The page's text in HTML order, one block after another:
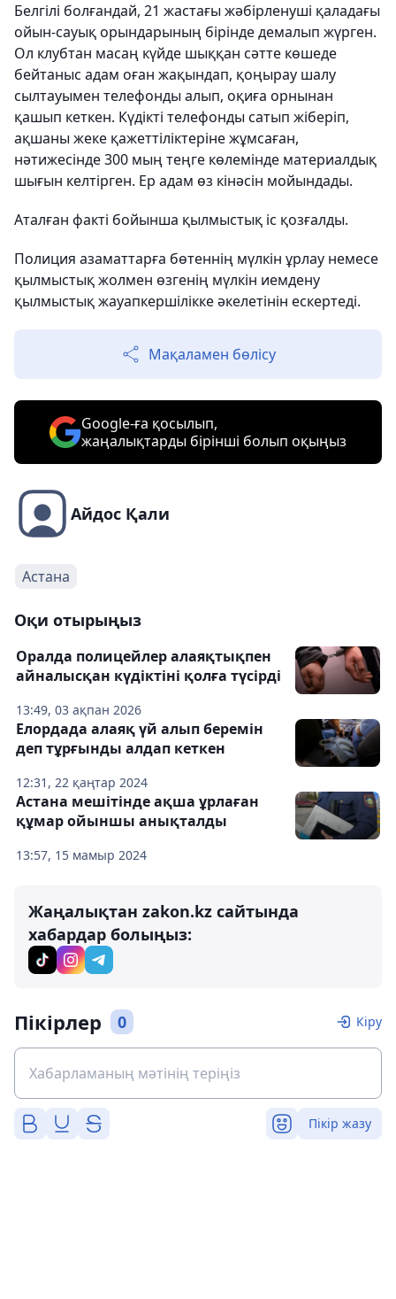
Белгілі болғандай, 21 жастағы жәбірленуші қаладағы
ойын-сауық орындарының бірінде демалып жүрген.
Ол клубтан масаң күйде шыққан сәтте көшеде
бейтаныс адам оған жақындап, қоңырау шалу
сылтауымен телефонды алып, оқиға орнынан
қашып кеткен. Күдікті телефонды сатып жіберіп,
ақшаны жеке қажеттіліктеріне жұмсаған,
нәтижесінде 300 мың теңге көлемінде материалдық
шығын келтірген. Ер адам өз кінәсін мойындады.
Аталған факті бойынша қылмыстық іс қозғалды.
Полиция азаматтарға бөтеннің мүлкін ұрлау немесе
қылмыстық жолмен өзгенің мүлкін иемдену
қылмыстық жауапкершілікке әкелетінін ескертеді.
Мақаламен бөлісу
Google-ға қосылып,
жаңалықтарды бірінші болып оқыңыз
Айдос Қали
Астана
Оқи отырыңыз
13:49, 03 ақпан 2026
Оралда полицейлер алаяқтықпен
айналысқан күдіктіні қолға түсірді
12:31, 22 қаңтар 2024
Елордада алаяқ үй алып беремін
деп тұрғынды алдап кеткен
13:57, 15 мамыр 2024
Астана мешітінде ақша ұрлаған
құмар ойыншы анықталды
Жаңалықтан zakon.kz сайтында
хабардар болыңыз:
Пікірлер 0 Кіру
Пікір жазу